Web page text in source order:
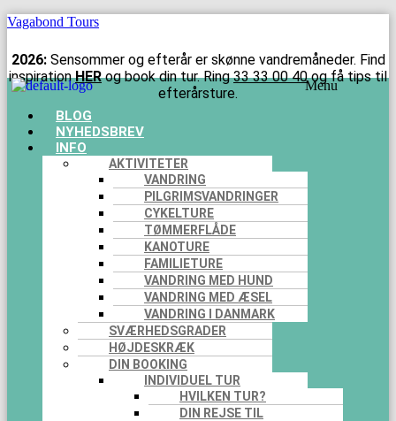
Vagabond Tours
2026:Sensommer og efterår er skønne vandremåneder. Find
inspiration HERog book din tur. Ring33 33 00 40 og få tips til
efterårsture.
Menu
BLOG
NYHEDSBREV
INFO
AKTIVITETER
VANDRING
PILGRIMSVANDRINGER
CYKELTURE
TØMMERFLÅDE
KANOTURE
FAMILIETURE
VANDRING MED HUND
VANDRING MED ÆSEL
VANDRING I DANMARK
SVÆRHEDSGRADER
HØJDESKRÆK
DIN BOOKING
INDIVIDUEL TUR
HVILKEN TUR?
DIN REJSE TIL